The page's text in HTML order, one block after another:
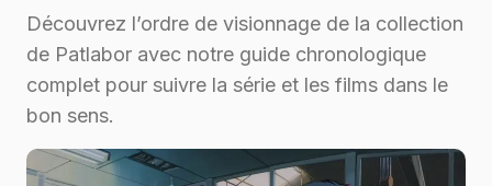
Découvrez l’ordre de visionnage de la collection
de Patlabor avec notre guide chronologique
complet pour suivre la série et les films dans le
bon sens.